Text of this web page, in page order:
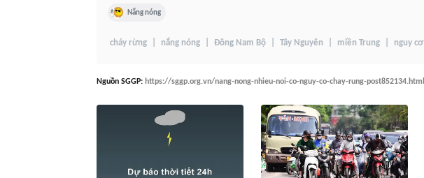
Nắng nóng
cháy rừng nắng nóng Đông Nam Bộ Tây Nguyên miền Trung nguy cơ
Nguồn SGGP: https://sggp.org.vn/nang-nong-nhieu-noi-co-nguy-co-chay-rung-post852134.html